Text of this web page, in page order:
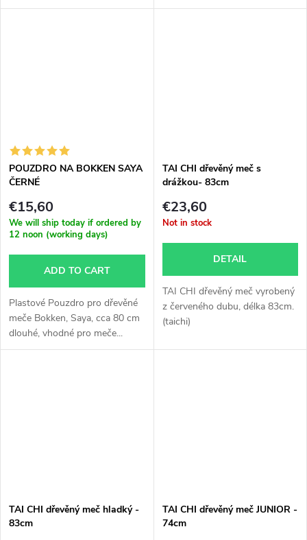
POUZDRO NA BOKKEN SAYA
ČERNÉ
€15,60
We will ship today if ordered by
12 noon (working days)
ADD TO CART
Plastové Pouzdro pro dřevěné
meče Bokken, Saya, cca 80 cm
dlouhé, vhodné pro meče...
TAI CHI dřevěný meč s
drážkou- 83cm
€23,60
Not in stock
DETAIL
TAI CHI dřevěný meč vyrobený
z červeného dubu, délka 83cm.
(taichi)
TAI CHI dřevěný meč hladký -
83cm
TAI CHI dřevěný meč JUNIOR -
74cm